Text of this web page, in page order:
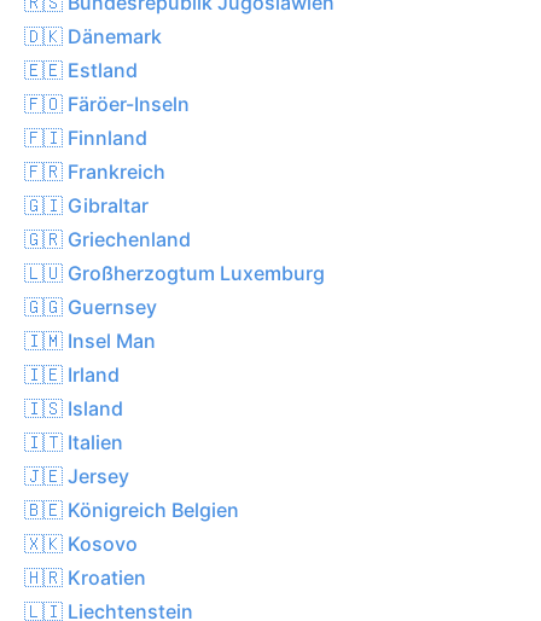
🇩🇰 Dänemark
🇪🇪 Estland
🇫🇴 Färöer-Inseln
🇫🇮 Finnland
🇫🇷 Frankreich
🇬🇮 Gibraltar
🇬🇷 Griechenland
🇱🇺 Großherzogtum Luxemburg
🇬🇬 Guernsey
🇮🇲 Insel Man
🇮🇪 Irland
🇮🇸 Island
🇮🇹 Italien
🇯🇪 Jersey
🇧🇪 Königreich Belgien
🇽🇰 Kosovo
🇭🇷 Kroatien
🇱🇮 Liechtenstein